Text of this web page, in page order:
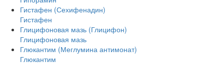
Гистафен (Сехифенадин)
Гистафен
Глицифоновая мазь (Глицифон)
Глицифоновая мазь
Глюкантим (Меглумина антимонат)
Глюкантим